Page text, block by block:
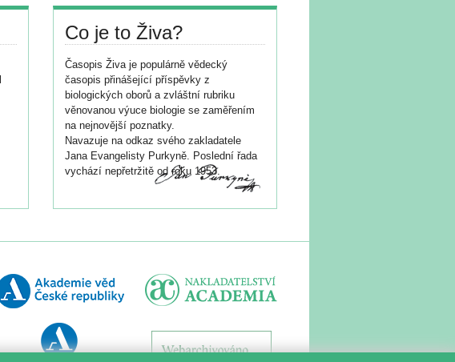
Co je to Živa?
Časopis Živa je populárně vědecký
časopis přinášející příspěvky z
biologických oborů a zvláštní rubriku
věnovanou výuce biologie se zaměřením
na nejnovější poznatky.
Navazuje na odkaz svého zakladatele
Jana Evangelisty Purkyně. Poslední řada
vychází nepřetržitě od roku 1953.